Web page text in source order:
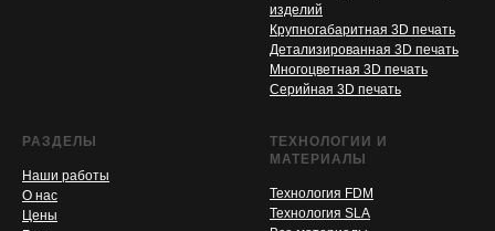
изделий
Крупногабаритная 3D печать
Детализированная 3D печать
Многоцветная 3D печать
Серийная 3D печать
РАЗДЕЛЫ
Наши работы
О нас
Цены
ТЕХНОЛОГИИ И
МАТЕРИАЛЫ
Технология FDM
Технология SLA